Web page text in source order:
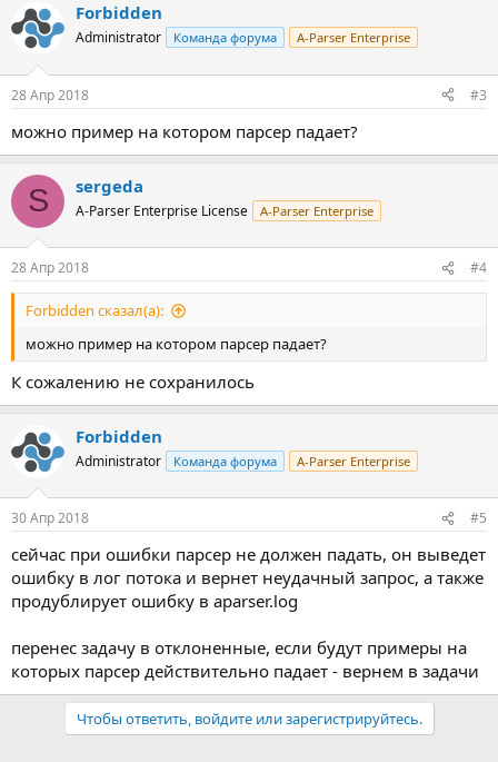
к
ц
и
Forbidden
Administrator Команда форума A-Parser Enterprise
28 Апр 2018 #3
можно пример на котором парсер падает?
S sergeda
A-Parser Enterprise License A-Parser Enterprise
28 Апр 2018 #4
Forbidden сказал(а):
можно пример на котором парсер падает?
К сожалению не сохранилось
Forbidden
Administrator Команда форума A-Parser Enterprise
30 Апр 2018 #5
сейчас при ошибки парсер не должен падать, он выведет
ошибку в лог потока и вернет неудачный запрос, а также
продублирует ошибку в aparser.log
перенес задачу в отклоненные, если будут примеры на
которых парсер действительно падает - вернем в задачи
Чтобы ответить, войдите или зарегистрируйтесь.